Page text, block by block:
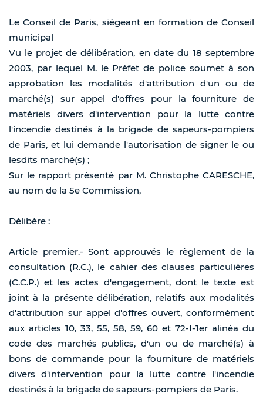
Le Conseil de Paris, siégeant en formation de Conseil
municipal
Vu le projet de délibération, en date du 18 septembre
2003, par lequel M. le Préfet de police soumet à son
approbation les modalités d'attribution d'un ou de
marché(s) sur appel d'offres pour la fourniture de
matériels divers d'intervention pour la lutte contre
l'incendie destinés à la brigade de sapeurs-pompiers
de Paris, et lui demande l'autorisation de signer le ou
lesdits marché(s) ;
Sur le rapport présenté par M. Christophe CARESCHE,
au nom de la 5e Commission,
Délibère :
Article premier.- Sont approuvés le règlement de la
consultation (R.C.), le cahier des clauses particulières
(C.C.P.) et les actes d'engagement, dont le texte est
joint à la présente délibération, relatifs aux modalités
d'attribution sur appel d'offres ouvert, conformément
aux articles 10, 33, 55, 58, 59, 60 et 72-I-1er alinéa du
code des marchés publics, d'un ou de marché(s) à
bons de commande pour la fourniture de matériels
divers d'intervention pour la lutte contre l'incendie
destinés à la brigade de sapeurs-pompiers de Paris.